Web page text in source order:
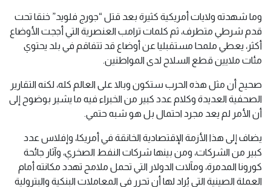
وما شهدته ولايات أمريكية كثيرة بعد قتل “جورج فلويد” خنقا تحت
قدم شرطي متطرف، ثم كلمات ترامب العنصرية التي أججت الأوضاع
أكثر، يعطي ملمحا مستقبليا عن أوضاع قد تتفاقم في بلد يحتوي
مئات ملايين قطع السلاح لدى المواطنين.
صحيح أن مثل هذه الحرب ستكون وبالا على العالم كله، لكنه التقارير
الصحفية العديدة وكلام عدد كبير من الخبراء فيه ما يشير بوضوح إلى
أن الأمر لم يعد مجرد احتمال بل هو شبه حتمي.
يضاف إلى هذا الأزمة الإقتصادية الخانقة في أمريكا، وإفلاس عدد
كبير من الشركات، ومن بينها شركات النفط الصخري، وآثار جائحة
كورونا المدمرة، ومآلات الدولار التي تحمل ملامح تهدد مكانته أمام
العملة الصينية التي يُراد لها أن تحرر في المعاملات البنكية والبترولية